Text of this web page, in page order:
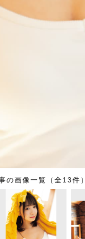
の画像一覧（全13件）